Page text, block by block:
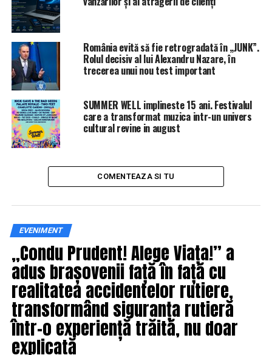
ARTICOLE PE ACEIASI TEMA:
URMATORUL
Sorin Blejnar, condamnat la 6 ani de închisoare |
IasiAZI.ro
NU RATATI
Vor veni la tine LA UȘĂ! Vei fi OBLIGAT să deschizi |
IasiAZI.ro
România evită să fie retrogradată în „JUNK”.
Rolul decisiv al lui Alexandru Nazare, în
trecerea unui nou test important
SUMMER WELL implineste 15 ani. Festivalul
care a transformat muzica intr-un univers
cultural revine in august
COMENTEAZA SI TU
EVENIMENT
„Condu Prudent! Alege Viața!” a
adus brașovenii față în față cu
realitatea accidentelor rutiere,
transformând siguranța rutieră
într-o experiență trăită, nu doar
explicată